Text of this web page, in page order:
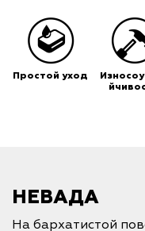
Простой уход
НЕВАДА
На бархатистой